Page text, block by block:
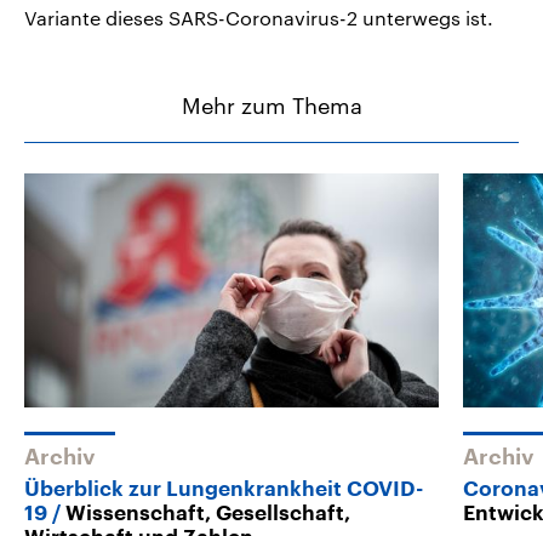
Variante dieses SARS-Coronavirus-2 unterwegs ist.
Mehr zum Thema
Archiv
Überblick zur Lungenkrankheit COVID-
19
Wissenschaft, Gesellschaft,
Archiv